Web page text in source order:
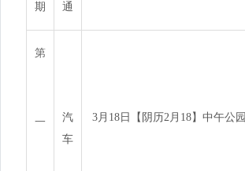
期
通
第
一
汽
车
3月18日【阴历2月18】中午公